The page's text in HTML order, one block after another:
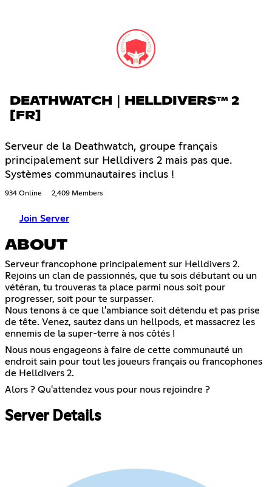
DEATHWATCH｜HELLDIVERS™ 2
[FR]
Serveur de la Deathwatch, groupe français
principalement sur Helldivers 2 mais pas que.
Systèmes communautaires inclus !
934 Online 2,409 Members
Join Server
ABOUT
Serveur francophone principalement sur Helldivers 2.
Rejoins un clan de passionnés, que tu sois débutant ou un
vétéran, tu trouveras ta place parmi nous soit pour
progresser, soit pour te surpasser.
Nous tenons à ce que l'ambiance soit détendu et pas prise
de tête. Venez, sautez dans un hellpods, et massacrez les
ennemis de la super-terre à nos côtés !
Nous nous engageons à faire de cette communauté un
endroit sain pour tout les joueurs français ou francophones
de Helldivers 2.
Alors ? Qu'attendez vous pour nous rejoindre ?
Server Details